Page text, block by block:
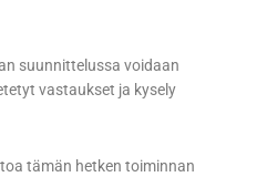
suunnittelussa voidaan
vastaukset ja kysely
tämän hetken toiminnan